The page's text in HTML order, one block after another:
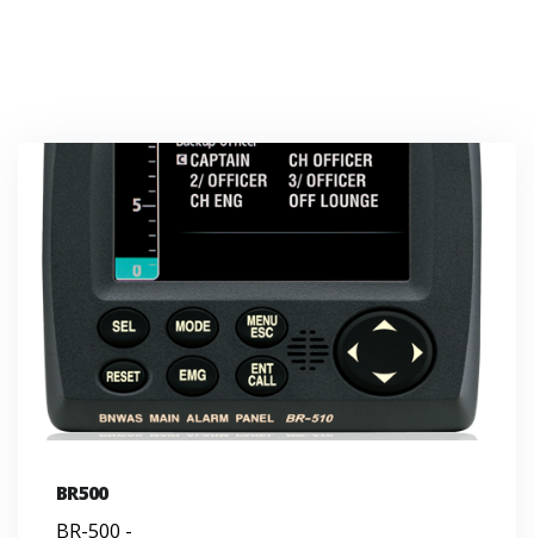
BR500
BR-500 -